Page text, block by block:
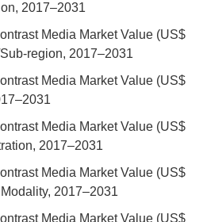
2017–2031
Media Market Value (US$
region, 2017–2031
Media Market Value (US$
Media Market Value (US$
2017–2031
Media Market Value (US$
2017–2031
Media Market Value (US$